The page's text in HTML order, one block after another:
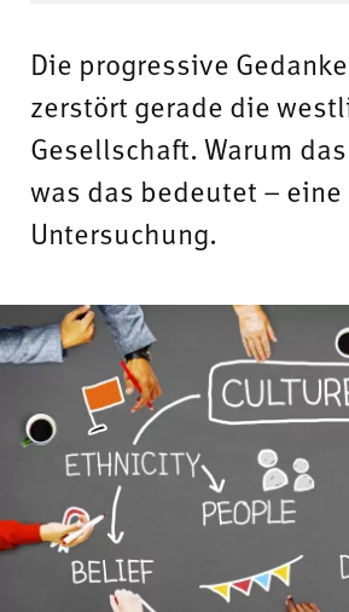
Die progressive
zerstört gerade die
Gesellschaft. Warum
was das bedeutet – eine
Untersuchung.